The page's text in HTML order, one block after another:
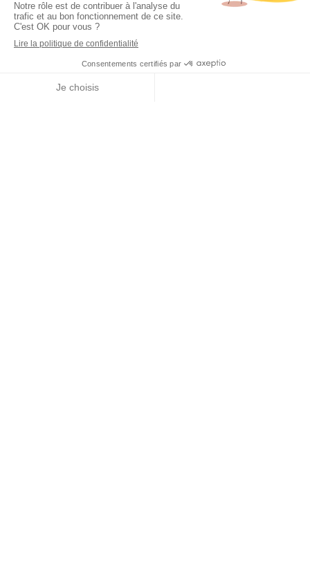
Lettre de mission